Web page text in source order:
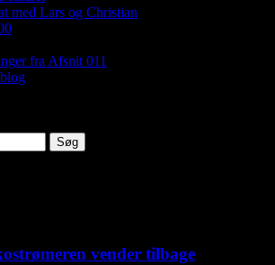
med Lars og Christian
fra Afsnit 011
vender tilbage